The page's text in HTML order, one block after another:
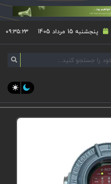
پنجشنبه 15 مرداد 1405 ۰۹:۳۵:۲۳